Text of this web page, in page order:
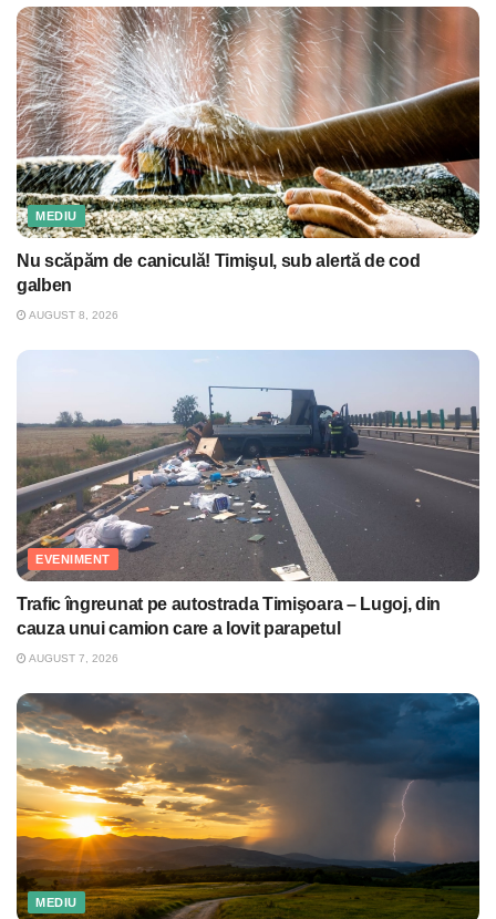
MEDIU
Nu scăpăm de caniculă! Timişul, sub alertă de cod
galben
AUGUST 8, 2026
EVENIMENT
Trafic îngreunat pe autostrada Timişoara – Lugoj, din
cauza unui camion care a lovit parapetul
AUGUST 7, 2026
MEDIU